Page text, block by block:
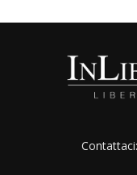
Contattaci: